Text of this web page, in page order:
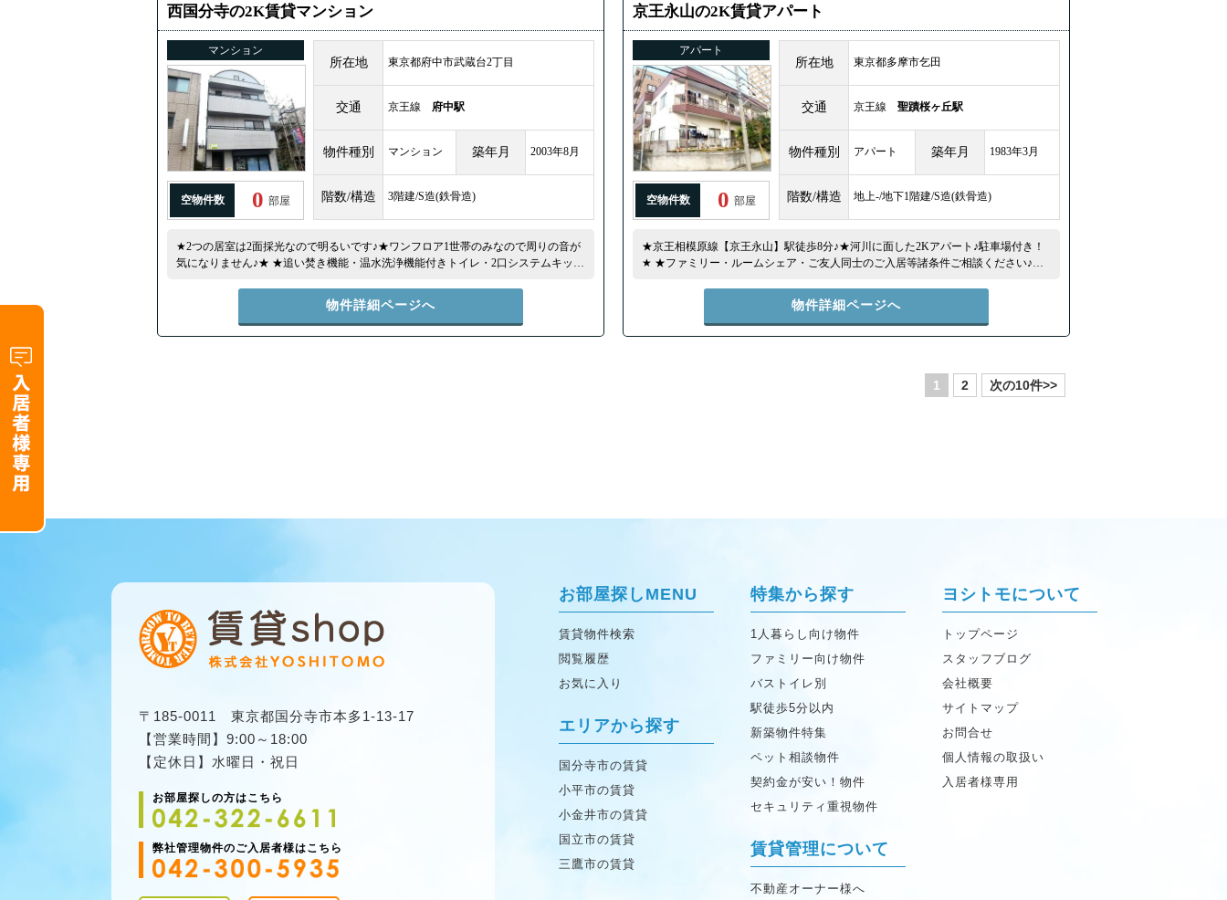
西国分寺の2K賃貸マンション
マンション
空物件数 0 部屋
所在地 東京都府中市武蔵台2丁目
交通 京王線 府中駅
物件種別 マンション 築年月 2003年8月
階数/構造 3階建/S造(鉄骨造)
★2つの居室は2面採光なので明るいです♪★ワンフロア1世帯のみなので周りの音が
気になりません♪★ ★追い焚き機能・温水洗浄機能付きトイレ・2口システムキッチ
院にも近くて何かと安心です♪★
物件詳細ページへ
京王永山の2K賃貸アパート
アパート
空物件数 0 部屋
所在地 東京都多摩市乞田
交通 京王線 聖蹟桜ヶ丘駅
物件種別 アパート 築年月 1983年3月
階数/構造 地上-/地下1階建/S造(鉄骨造)
★京王相模原線【京王永山】駅徒歩8分♪★河川に面した2Kアパート♪駐車場付き！
★ ★ファミリー・ルームシェア・ご友人同士のご入居等諸条件ご相談ください♪★
康ランド等々施設がたくさんあります！★
物件詳細ページへ
1 2 次の10件>>
〒185-0011 東京都国分寺市本多1-13-17
【営業時間】9:00～18:00
【定休日】水曜日・祝日
お部屋探しの方はこちら
弊社管理物件のご入居者様はこちら
お部屋探しMENU
賃貸物件検索
閲覧履歴
お気に入り
エリアから探す
国分寺市の賃貸
小平市の賃貸
小金井市の賃貸
国立市の賃貸
三鷹市の賃貸
特集から探す
1人暮らし向け物件
ファミリー向け物件
バストイレ別
駅徒歩5分以内
新築物件特集
ペット相談物件
契約金が安い！物件
セキュリティ重視物件
賃貸管理について
不動産オーナー様へ
ヨシトモについて
トップページ
スタッフブログ
会社概要
サイトマップ
お問合せ
個人情報の取扱い
入居者様専用